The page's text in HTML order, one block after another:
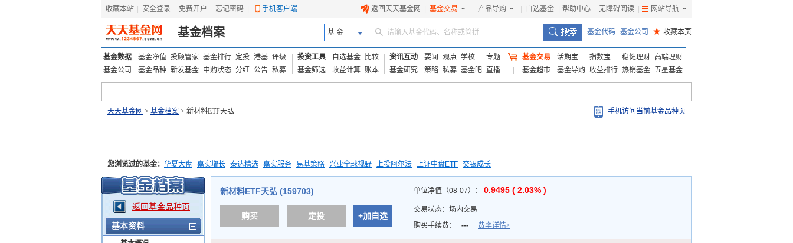
收藏本站 安全登录 免费开户 忘记密码 手机客户端 返回天天基金网 基金交易 产品导购 自选基金 帮助中心 无障碍阅读 网站导航
基金档案 基 金 请输入基金代码、名称或简拼 基金代码 基金公司 ★ 收藏本页
基金数据 基金净值 投顾管家 基金排行 定投 港基 评级
基金公司
基金品种 新发基金 申购状态 分红 公告 私募
投资工具 自选基金
比较
基金筛选
收益计算 账本
资讯互动 要闻 观点 学校
专题
基金研究
策略 私募 基金吧 直播
基金交易 活期宝 指数宝 稳健理财 高端理财
基金超市
基金导购 收益排行 热销基金 五星基金
天天基金网 > 基金档案 > 新材料ETF天弘 手机访问当前基金品种页
您浏览过的基金： 华夏大盘 嘉实增长 泰达精选 嘉实服务 易基策略 兴业全球视野 上投阿尔法 上证中盘ETF 交银成长
添富优势 华安宏利 上证180价值ETF
返回基金品种页
基本资料
新材料ETF天弘 (159703)
购买 定投 +加自选
单位净值（08-07）： 0.9495 ( 2.03% )
交易状态： 场内交易
购买手续费：
--- 费率详情>